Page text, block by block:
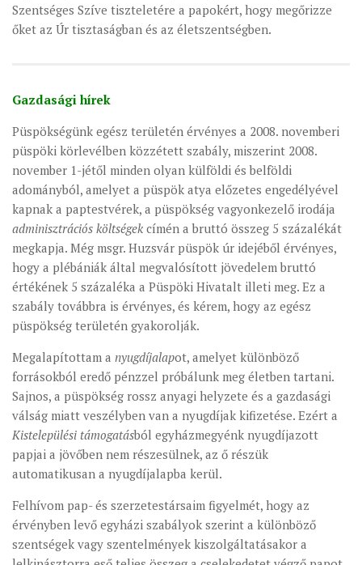
Szentséges Szíve tiszteletére a papokért, hogy megőrizze
őket az Úr tisztaságban és az életszentségben.
Gazdasági hírek
Püspökségünk egész területén érvényes a 2008. novemberi
püspöki körlevélben közzétett szabály, miszerint 2008.
november 1-jétől minden olyan külföldi és belföldi
adományból, amelyet a püspök atya előzetes engedélyével
kapnak a paptestvérek, a püspökség vagyonkezelő irodája
adminisztrációs költségek címén a bruttó összeg 5 százalékát
megkapja. Még msgr. Huzsvár püspök úr idejéből érvényes,
hogy a plébániák által megvalósított jövedelem bruttó
értékének 5 százaléka a Püspöki Hivatalt illeti meg. Ez a
szabály továbbra is érvényes, és kérem, hogy az egész
püspökség területén gyakorolják.
Megalapítottam a nyugdíjalapot, amelyet különböző
forrásokból eredő pénzzel próbálunk meg életben tartani.
Sajnos, a püspökség rossz anyagi helyzete és a gazdasági
válság miatt veszélyben van a nyugdíjak kifizetése. Ezért a
Kistelepülési támogatásból egyházmegyénk nyugdíjazott
papjai a jövőben nem részesülnek, az ő részük
automatikusan a nyugdíjalapba kerül.
Felhívom pap- és szerzetestársaim figyelmét, hogy az
érvényben levő egyházi szabályok szerint a különböző
szentségek vagy szentelmények kiszolgáltatásakor a